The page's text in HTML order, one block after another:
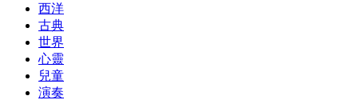
西洋
古典
世界
心靈
兒童
演奏